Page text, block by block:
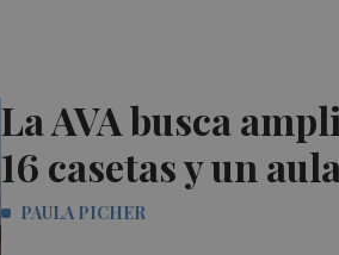
La AVA busca
16 casetas y un
PAULA PICHER